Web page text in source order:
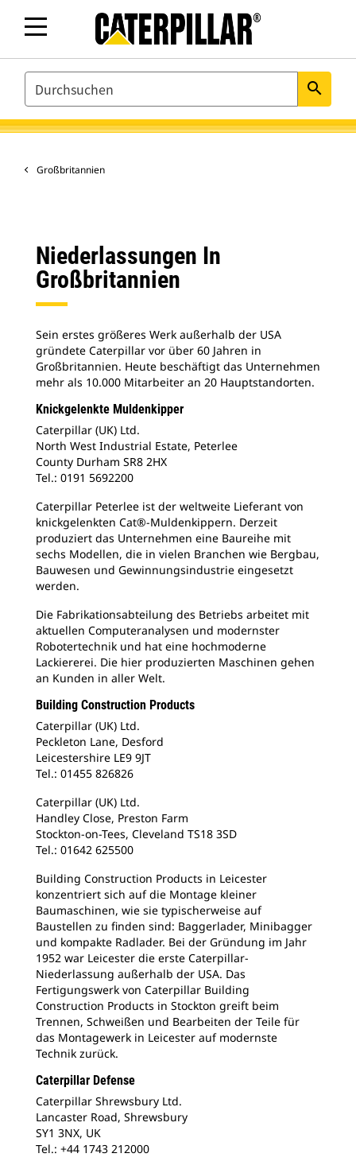
SEARCH search
Großbritannien
Niederlassungen In
Großbritannien
Sein erstes größeres Werk außerhalb der USA
gründete Caterpillar vor über 60 Jahren in
Großbritannien. Heute beschäftigt das Unternehmen
mehr als 10.000 Mitarbeiter an 20 Hauptstandorten.
Knickgelenkte Muldenkipper
Caterpillar (UK) Ltd.
North West Industrial Estate, Peterlee
County Durham SR8 2HX
Tel.: 0191 5692200
Caterpillar Peterlee ist der weltweite Lieferant von
knickgelenkten Cat®-Muldenkippern. Derzeit
produziert das Unternehmen eine Baureihe mit
sechs Modellen, die in vielen Branchen wie Bergbau,
Bauwesen und Gewinnungsindustrie eingesetzt
werden.
Die Fabrikationsabteilung des Betriebs arbeitet mit
aktuellen Computeranalysen und modernster
Robotertechnik und hat eine hochmoderne
Lackiererei. Die hier produzierten Maschinen gehen
an Kunden in aller Welt.
Building Construction Products
Caterpillar (UK) Ltd.
Peckleton Lane, Desford
Leicestershire LE9 9JT
Tel.: 01455 826826
Caterpillar (UK) Ltd.
Handley Close, Preston Farm
Stockton-on-Tees, Cleveland TS18 3SD
Tel.: 01642 625500
Building Construction Products in Leicester
konzentriert sich auf die Montage kleiner
Baumaschinen, wie sie typischerweise auf
Baustellen zu finden sind: Baggerlader, Minibagger
und kompakte Radlader. Bei der Gründung im Jahr
1952 war Leicester die erste Caterpillar-
Niederlassung außerhalb der USA. Das
Fertigungswerk von Caterpillar Building
Construction Products in Stockton greift beim
Trennen, Schweißen und Bearbeiten der Teile für
das Montagewerk in Leicester auf modernste
Technik zurück.
Caterpillar Defense
Caterpillar Shrewsbury Ltd.
Lancaster Road, Shrewsbury
SY1 3NX, UK
Tel.: +44 1743 212000